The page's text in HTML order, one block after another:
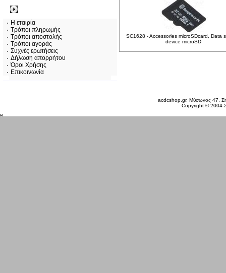
Η εταιρία
Τρόποι πληρωμής
Τρόποι αποστολής
Τρόποι αγοράς
Συχνές ερωτήσεις
Δήλωση απορρήτου
Όροι Χρήσης
Επικοινωνία
SC1628 - Accessories microSDcard, Data
device microSD
acdcshop.gr, Μύσωνος 47,
Copyright ©